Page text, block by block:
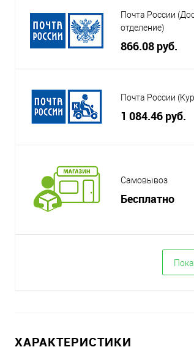
Почта России
отделение)
866.08 руб.
Почта России
1 084.46 руб.
Самовывоз
Бесплатно
ХАРАКТЕРИСТИКИ